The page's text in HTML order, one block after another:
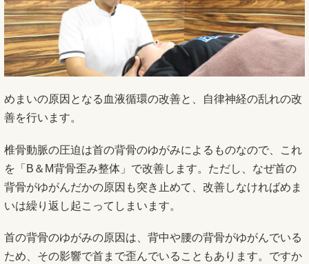
めまいの原因となる血液循環の改善と、自律神経の乱れの改
善を行います。
椎骨動脈の圧迫は首の背骨のゆがみによるものなので、これ
を「B＆M背骨歪み整体」で改善します。ただし、なぜ首の
背骨がゆがんだかの原因も突き止めて、改善しなければめま
いは繰り返し起こってしまいます。
首の背骨のゆがみの原因は、背中や腰の背骨がゆがんでいる
ため、その影響で首まで歪んでいることもあります。ですか